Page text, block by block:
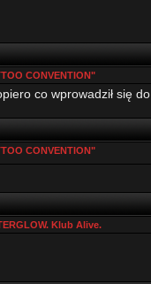
CONVENTION"
co wprowadził się do
CONVENTION"
Klub Alive.